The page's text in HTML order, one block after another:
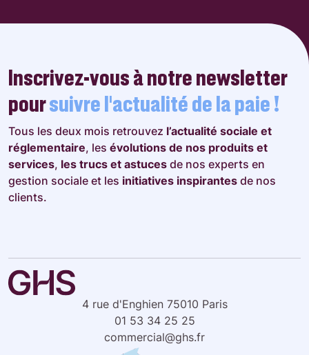
Inscrivez-vous à notre newsletter
poursuivre l’actualité de la paie !
Tous les deux mois retrouvez l’actualité sociale et
réglementaire, les évolutions de nos produits et
services, les trucs et astuces de nos experts en
gestion sociale et les initiatives inspirantes de nos
clients.
4 rue d'Enghien 75010 Paris
01 53 34 25 25
commercial@ghs.fr